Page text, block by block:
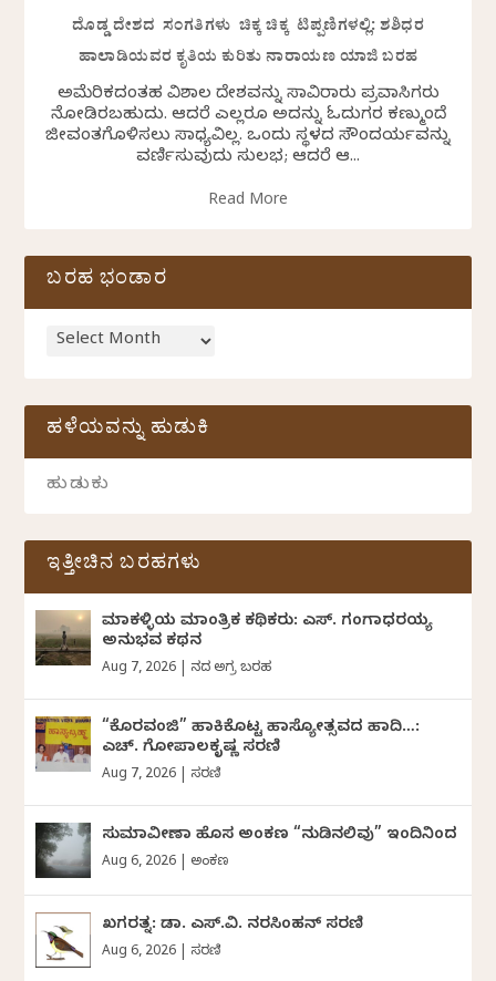
ದೊಡ್ಡ ದೇಶದ ಸಂಗತಿಗಳು ಚಿಕ್ಕ ಚಿಕ್ಕ ಟಿಪ್ಪಣಿಗಳಲ್ಲಿ: ಶಶಿಧರ
ಹಾಲಾಡಿಯವರ ಕೃತಿಯ ಕುರಿತು ನಾರಾಯಣ ಯಾಜಿ ಬರಹ
ಅಮೆರಿಕದಂತಹ ವಿಶಾಲ ದೇಶವನ್ನು ಸಾವಿರಾರು ಪ್ರವಾಸಿಗರು
ನೋಡಿರಬಹುದು. ಆದರೆ ಎಲ್ಲರೂ ಅದನ್ನು ಓದುಗರ ಕಣ್ಮುಂದೆ
ಜೀವಂತಗೊಳಿಸಲು ಸಾಧ್ಯವಿಲ್ಲ. ಒಂದು ಸ್ಥಳದ ಸೌಂದರ್ಯವನ್ನು
ವರ್ಣಿಸುವುದು ಸುಲಭ; ಆದರೆ ಆ...
Read More
ಬರಹ ಭಂಡಾರ
ಹಳೆಯವನ್ನು ಹುಡುಕಿ
ಇತ್ತೀಚಿನ ಬರಹಗಳು
ಮಾಕಳ್ಳಿಯ ಮಾಂತ್ರಿಕ ಕಥಿಕರು: ಎಸ್. ಗಂಗಾಧರಯ್ಯ
ಅನುಭವ ಕಥನ
Aug 7, 2026 ದಿನದ ಅಗ್ರ ಬರಹ
“ಕೊರವಂಜಿ” ಹಾಕಿಕೊಟ್ಟ ಹಾಸ್ಯೋತ್ಸವದ ಹಾದಿ…:
ಎಚ್. ಗೋಪಾಲಕೃಷ್ಣ ಸರಣಿ
Aug 7, 2026 ಸರಣಿ
ಸುಮಾವೀಣಾ ಹೊಸ ಅಂಕಣ “ನುಡಿನಲಿವು” ಇಂದಿನಿಂದ
Aug 6, 2026 ಅಂಕಣ
ಖಗರತ್ನ: ಡಾ. ಎಸ್.ವಿ. ನರಸಿಂಹನ್‌‌ ಸರಣಿ
Aug 6, 2026 ಸರಣಿ